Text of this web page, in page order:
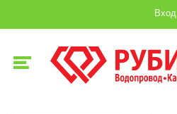
Вход